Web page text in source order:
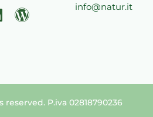
W
o
r
e
info@natur.it
P.iva 02818790236